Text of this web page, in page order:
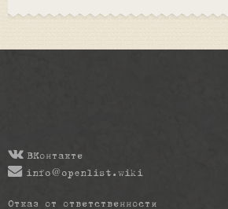
ВКонтакте
info@openlist.wiki
Отказ от ответственности